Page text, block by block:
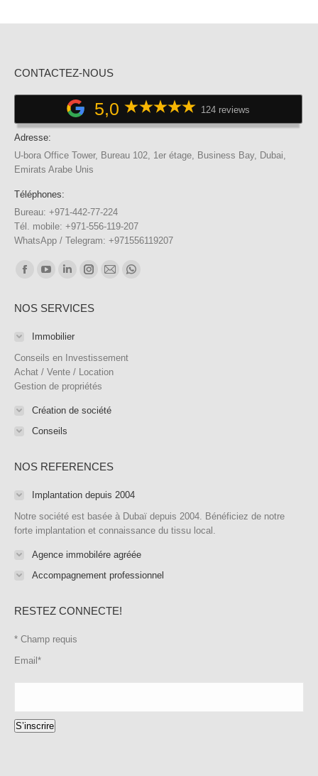
CONTACTEZ-NOUS
5,0 124 reviews
Adresse:
U-bora Office Tower, Bureau 102, 1er étage, Business Bay, Dubai,
Emirats Arabe Unis
Téléphones:
Bureau: +971-442-77-224
Tél. mobile: +971-556-119-207
WhatsApp / Telegram: +971556119207
Trouvez nous sur :
Facebook
opens
window
opens
in
window
LinkedIn
opens
in
window
Instagram
opens
window
E-
new
WhatsApp
NOS SERVICES
Immobilier
Conseils en Investissement
Achat / Vente / Location
Gestion de propriétés
Création de société
Conseils
NOS REFERENCES
Implantation depuis 2004
Notre société est basée à Dubaï depuis 2004. Bénéficiez de notre
forte implantation et connaissance du tissu local.
Agence immobilére agréée
Accompagnement professionnel
RESTEZ CONNECTE!
* Champ requis
Email *
S’inscrire